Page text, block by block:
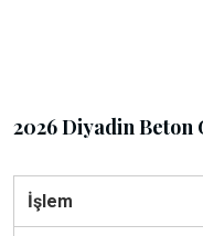
2026 Diyadin
İşlem